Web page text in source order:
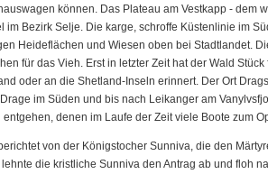
können. Das Plateau am Vestkapp -
Bezirk Selje. Die karge, schroffe Küstenlinie im
Heideflächen und Wiesen oben bei Stadtlandet.
für das Vieh. Erst in letzter Zeit hat der Wald
oder an die Shetland-Inseln erinnert. Der Ort
im Süden und bis nach Leikanger am
denen im Laufe der Zeit viele Boote zum
von der Königstocher Sunniva, die den
die kristliche Sunniva den Antrag ab und floh